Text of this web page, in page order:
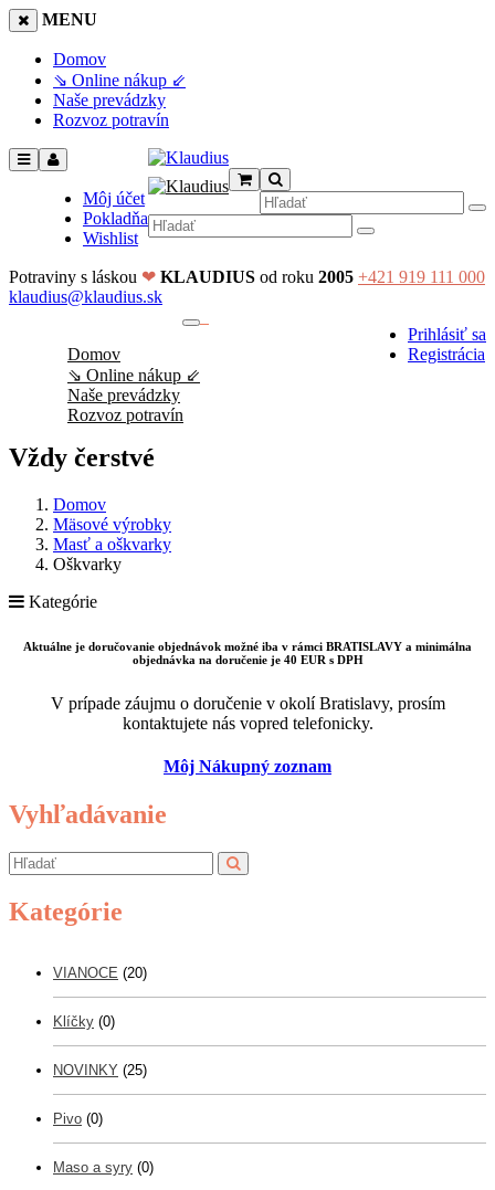
MENU
Domov
⇘ Online nákup ⇙
Naše prevádzky
Rozvoz potravín
Môj účet
Pokladňa
Wishlist
Potraviny s láskou ❤ KLAUDIUS od roku 2005 +421 919 111 000
klaudius@klaudius.sk
Prihlásiť sa
Registrácia
Domov
⇘ Online nákup ⇙
Naše prevádzky
Rozvoz potravín
Vždy čerstvé
Domov
Mäsové výrobky
Masť a oškvarky
Oškvarky
Kategórie
Aktuálne je doručovanie objednávok možné iba v rámci BRATISLAVY a minimálna
objednávka na doručenie je 40 EUR s DPH
V prípade záujmu o doručenie v okolí Bratislavy, prosím
kontaktujete nás vopred telefonicky.
Môj Nákupný zoznam
Vyhľadávanie
Kategórie
VIANOCE (20)
Klíčky (0)
NOVINKY (25)
Pivo (0)
Maso a syry (0)